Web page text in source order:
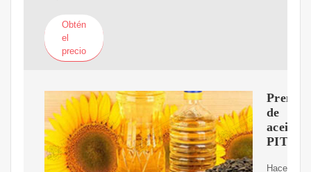
Obtén
el
precio
Prensa
de
aceite
Hacer